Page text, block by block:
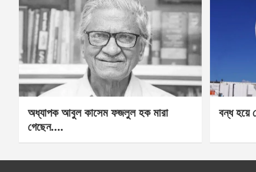
অধ্যাপক আবুল কাসেম ফজলুল হক মারা
গেছেন….
বন্ধ হয়ে